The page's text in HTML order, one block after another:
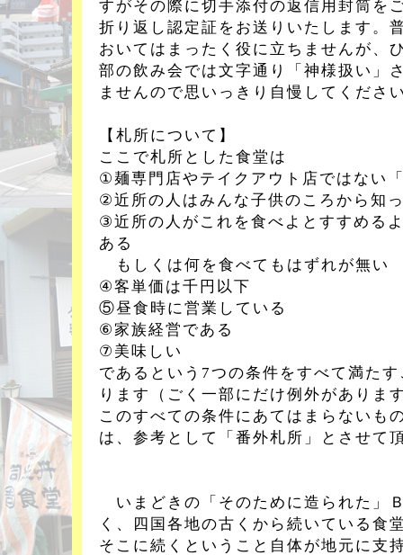
すがその際に切手添付の返信用封筒を
折り返し認定証をお送りいたします。
おいてはまったく役に立ちませんが、
部の飲み会では文字通り「神様扱い」
ませんので思いっきり自慢してくださ
【札所について】
ここで札所とした食堂は
①麺専門店やテイクアウト店ではない
②近所の人はみんな子供のころから知
③近所の人がこれを食べよとすすめる
ある
もしくは何を食べてもはずれが無い
④客単価は千円以下
⑤昼食時に営業している
⑥家族経営である
⑦美味しい
であるという7つの条件をすべて満た
ります（ごく一部にだけ例外がありま
このすべての条件にあてはまらないも
は、参考として「番外札所」とさせて
いまどきの「そのために造られた」
く、四国各地の古くから続いている食
そこに続くということ自体が地元に支